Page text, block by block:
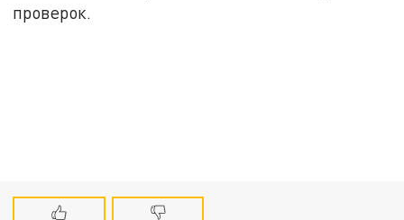
проверок.